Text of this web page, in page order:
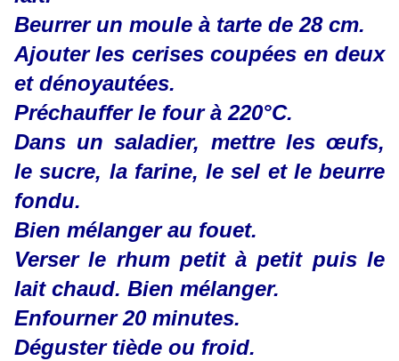
Beurrer un moule à tarte de 28 cm.
Ajouter les cerises coupées en deux
et dénoyautées.
Préchauffer le four à 220°C.
Dans un saladier, mettre les œufs,
le sucre, la farine, le sel et le beurre
fondu.
Bien mélanger au fouet.
Verser le rhum petit à petit puis le
lait chaud. Bien mélanger.
Enfourner 20 minutes.
Déguster tiède ou froid.